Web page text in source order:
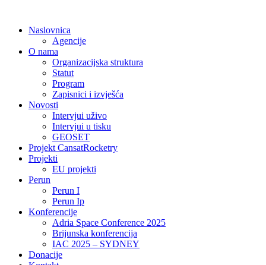
sadržajNaslovnica
Agencije
O nama
Organizacijska struktura
Statut
Program
Zapisnici i izvješća
Novosti
Intervjui uživo
Intervjui u tisku
GEOSET
Projekt CansatRocketry
Projekti
EU projekti
Perun
Perun I
Perun Ip
Konferencije
Adria Space Conference 2025
Brijunska konferencija
IAC 2025 – SYDNEY
Donacije